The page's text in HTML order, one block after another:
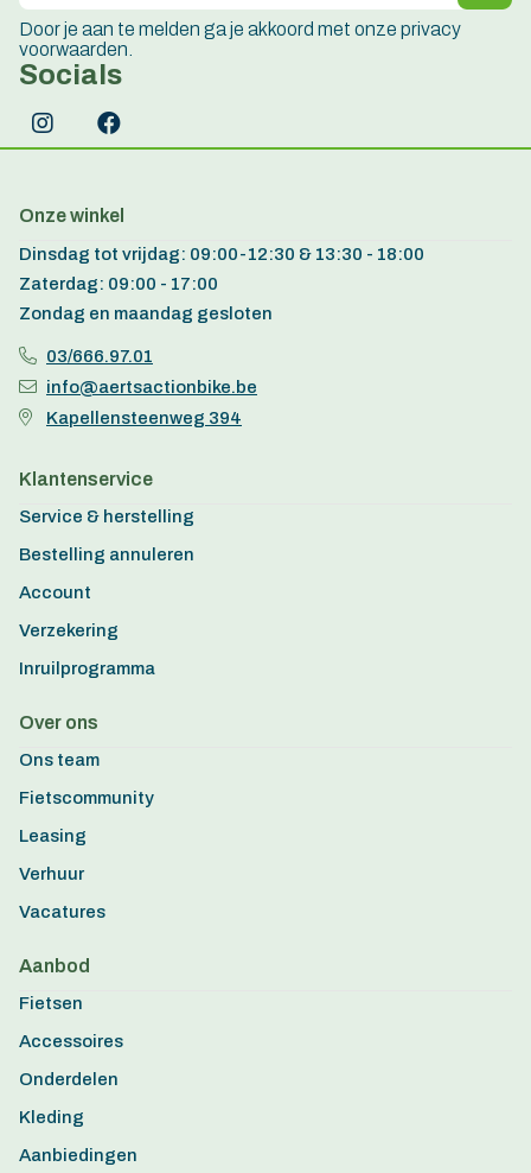
Door je aan te melden ga je akkoord met onze privacy
voorwaarden.
Socials
Onze winkel
Dinsdag tot vrijdag: 09:00-12:30 & 13:30 - 18:00
Zaterdag: 09:00 - 17:00
Zondag en maandag gesloten
03/666.97.01
info@aertsactionbike.be
Kapellensteenweg 394
Klantenservice
Service & herstelling
Bestelling annuleren
Account
Verzekering
Inruilprogramma
Over ons
Ons team
Fietscommunity
Leasing
Verhuur
Vacatures
Aanbod
Fietsen
Accessoires
Onderdelen
Kleding
Aanbiedingen